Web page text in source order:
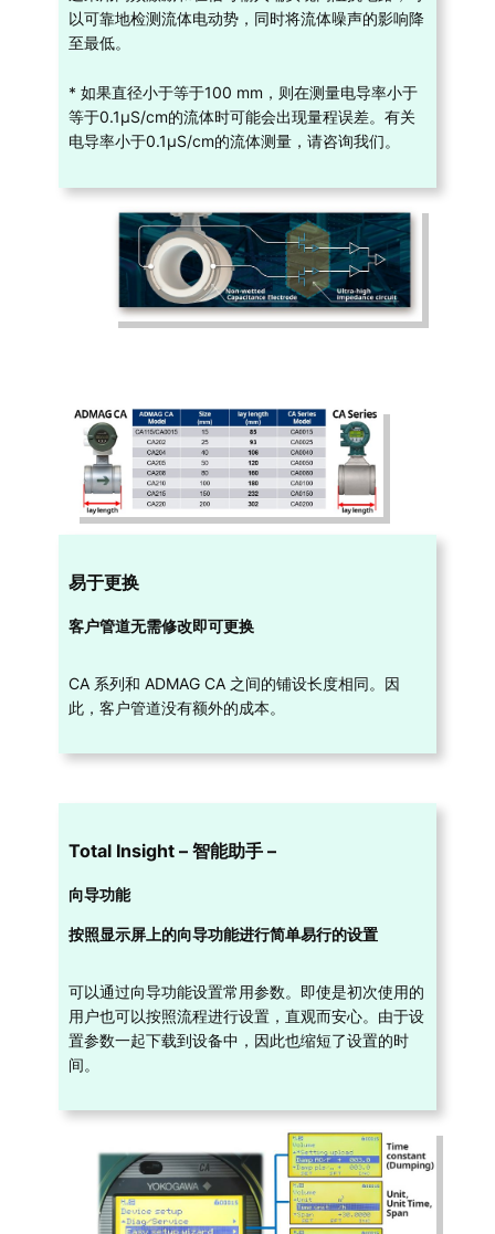
以可靠地检测流体电动势，同时将流体噪声的影响降
至最低。
* 如果直径小于等于100 mm，则在测量电导率小于
等于0.1µS/cm的流体时可能会出现量程误差。有关
电导率小于0.1µS/cm的流体测量，请咨询我们。
易于更换
客户管道无需修改即可更换
CA 系列和 ADMAG CA 之间的铺设长度相同。因
此，客户管道没有额外的成本。
Total Insight – 智能助手 –
向导功能
按照显示屏上的向导功能进行简单易行的设置
可以通过向导功能设置常用参数。即使是初次使用的
用户也可以按照流程进行设置，直观而安心。由于设
置参数一起下载到设备中，因此也缩短了设置的时
间。